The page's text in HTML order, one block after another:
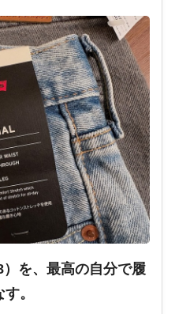
を、最高の自分で履
。